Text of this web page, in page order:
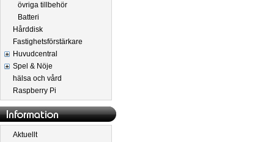
övriga tillbehör
Batteri
Hårddisk
Fastighetsförstärkare
Huvudcentral
Spel & Nöje
hälsa och vård
Raspberry Pi
Aktuellt